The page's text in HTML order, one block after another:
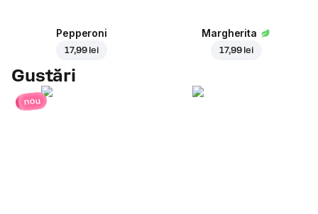
Pepperoni
17,99 lei
Margherita
17,99 lei
Gustări
nou